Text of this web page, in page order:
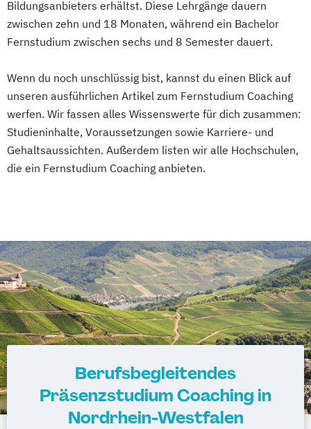
Bildungsanbieters erhältst. Diese Lehrgänge dauern
zwischen zehn und 18 Monaten, während ein Bachelor
Fernstudium zwischen sechs und 8 Semester dauert.
Wenn du noch unschlüssig bist, kannst du einen Blick auf
unseren ausführlichen Artikel zum Fernstudium Coaching
werfen. Wir fassen alles Wissenswerte für dich zusammen:
Studieninhalte, Voraussetzungen sowie Karriere- und
Gehaltsaussichten. Außerdem listen wir alle Hochschulen,
die ein Fernstudium Coaching anbieten.
Berufsbegleitendes
Präsenzstudium Coaching in
Nordrhein-Westfalen